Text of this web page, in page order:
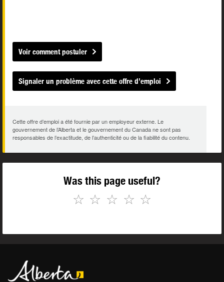
Voir comment postuler
Signaler un problème avec cette offre d’emploi
Cette offre d’emploi a été fournie par un employeur externe. Le
gouvernement de l’Alberta et le gouvernement du Canada ne sont pas
responsables de l’exactitude, de l’authenticité ou de la fiabilité du contenu.
Was this page useful?
☆
☆
☆
☆
☆